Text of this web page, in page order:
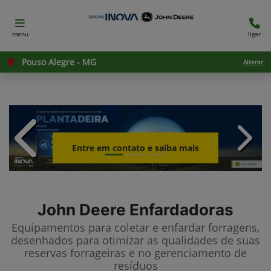
menu ligar
Pouso Alegre - MG Alterar
Entre em contato e saiba mais
templates.template-
John Deere Enfardadoras
Equipamentos para coletar e enfardar forragens,
desenhados para otimizar as qualidades de suas
reservas forrageiras e no gerenciamento de
resíduos